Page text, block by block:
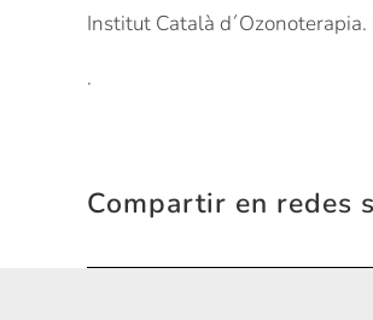
Institut Català d´Ozonoterapia.
.
Compartir en redes